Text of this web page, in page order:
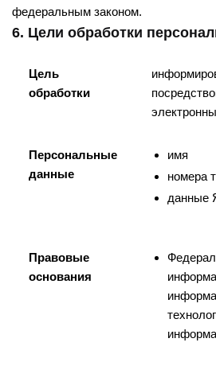
федеральным законом.
6. Цели обработки
Цель
обработки
Персональные
данные
имя
номера
данные
Правовые
основания